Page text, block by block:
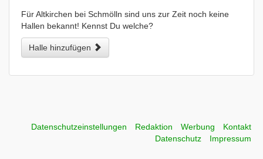
Für Altkirchen bei Schmölln sind uns zur Zeit noch keine
Hallen bekannt! Kennst Du welche?
Halle hinzufügen
Datenschutzeinstellungen Redaktion Werbung
Kontakt
Datenschutz
Impressum